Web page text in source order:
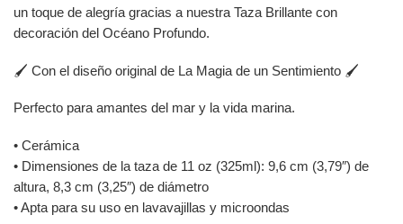
un toque de alegría gracias a nuestra Taza Brillante con
decoración del Océano Profundo.
🖌️ Con el diseño original de La Magia de un Sentimiento 🖌️
Perfecto para amantes del mar y la vida marina.
• Cerámica
• Dimensiones de la taza de 11 oz (325ml): 9,6 cm (3,79″) de
altura, 8,3 cm (3,25″) de diámetro
• Apta para su uso en lavavajillas y microondas